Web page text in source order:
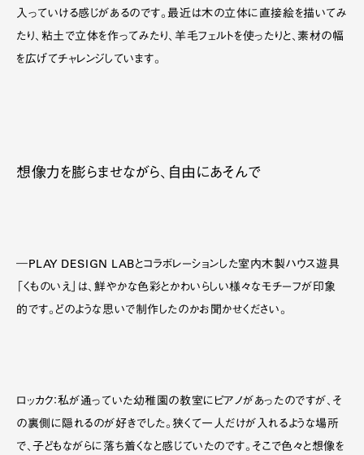
入っていける感じがあるのです。最近は木の立体に直接絵を描いてみ
たり、粘土で立体を作ってみたり、羊毛フェルトを使ったりと、素材の幅
を広げてチャレンジしています。
想像力を膨らませながら、自由にあそんで
―PLAY DESIGN LABとコラボレーションした室内木製ハウス遊具
「くものいえ」は、鮮やかな色彩とかわいらしい様々なモチーフが印象
的です。どのような思いで制作したのかお聞かせください。
ロッカク：私が通っていた幼稚園の教室にピアノがあったのですが、そ
の裏側に隠れるのが好きでした。狭くて一人だけが入れるような場所
で、子どもながらに落ち着くなと感じていたのです。そこで色々と想像を